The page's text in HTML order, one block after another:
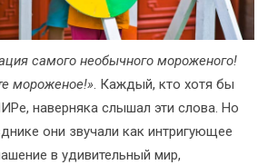
самого необычного мороженого!
мороженое!». Каждый, кто хотя бы
наверняка слышал эти слова. Но
они звучали как интригующее
в удивительный мир,